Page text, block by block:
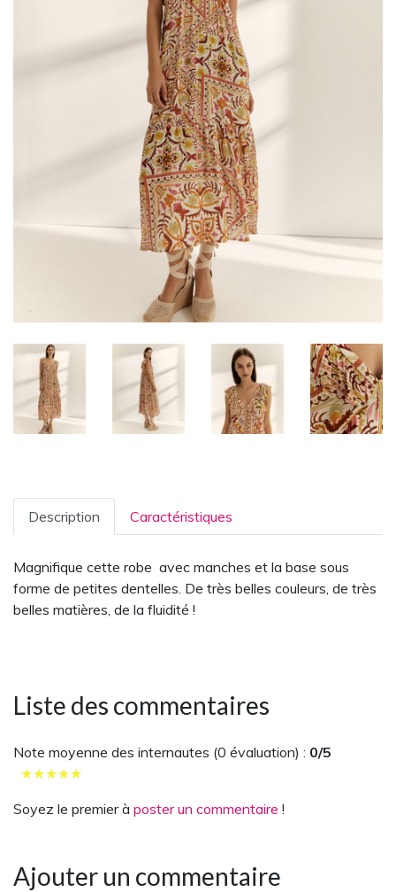
Description Caractéristiques
Magnifique cette robe avec manches et la base sous
forme de petites dentelles. De très belles couleurs, de très
belles matières, de la fluidité !
Liste des commentaires
Note moyenne des internautes (0 évaluation) : 0/5
★★★★★
Soyez le premier à poster un commentaire !
Ajouter un commentaire